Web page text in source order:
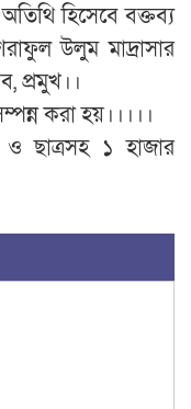
হিসেবে বক্তব্য
উলুম মাদ্রাসার
প্রমুখ।।
করা হয়।।।।।
ও ছাত্রসহ ১ হাজার